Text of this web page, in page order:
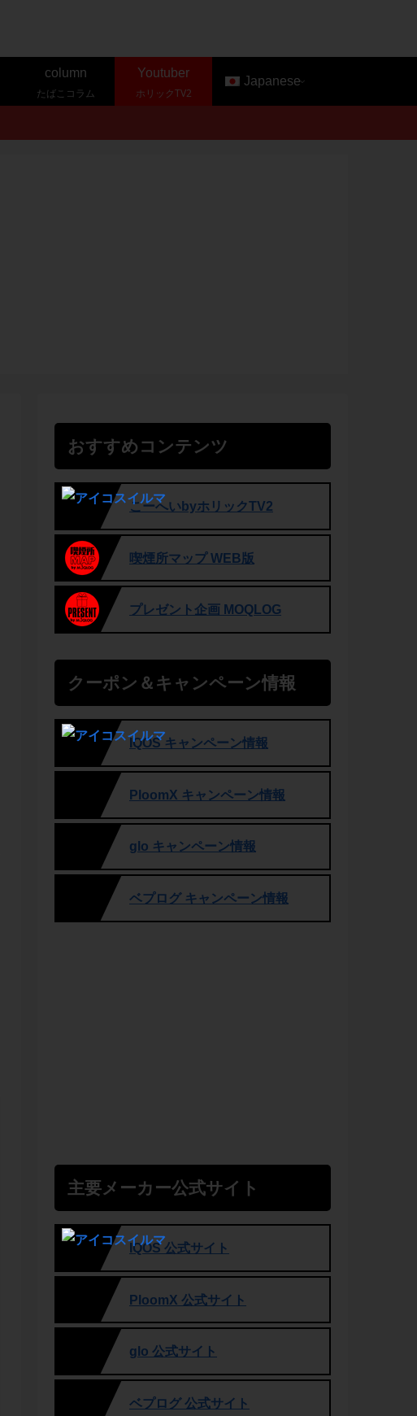
column
たばこコラム
Youtuber
ホリックTV2
Japanese
おすすめコンテンツ
こーへいbyホリックTV2
喫煙所マップ WEB版
プレゼント企画 MOQLOG
クーポン＆キャンペーン情報
IQOS キャンペーン情報
PloomX キャンペーン情報
glo キャンペーン情報
ベプログ キャンペーン情報
主要メーカー公式サイト
IQOS 公式サイト
PloomX 公式サイト
glo 公式サイト
ベプログ 公式サイト